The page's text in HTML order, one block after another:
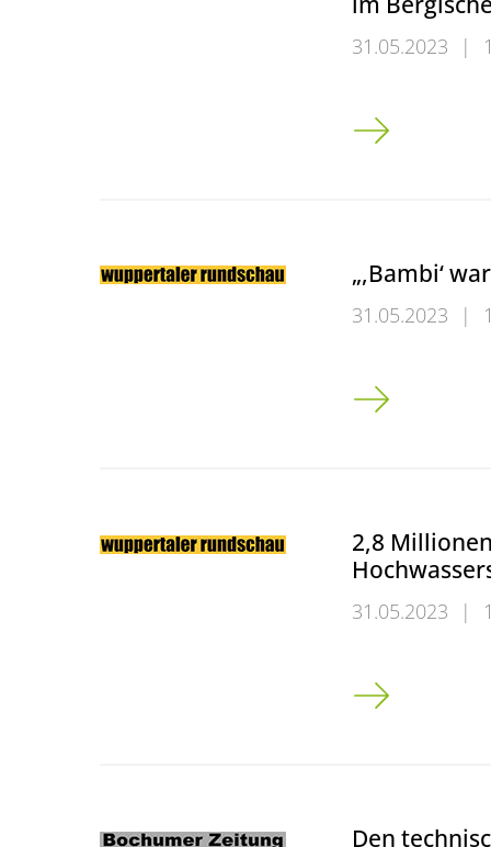
31.05.2023 |
Land NRW
„,Bambi‘
31.05.2023 |
„,Bambi‘ war
2,8
31.05.2023 |
2,8 Millionen
Den